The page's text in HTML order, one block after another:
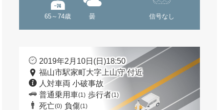
65～74歳 曇 信号なし
2019年2月10日(日)18:50
福山市駅家町大字上山守 付近
人対車両 小破事故
普通乗用車(1) 歩行者(1)
死亡(0) 負傷(1)